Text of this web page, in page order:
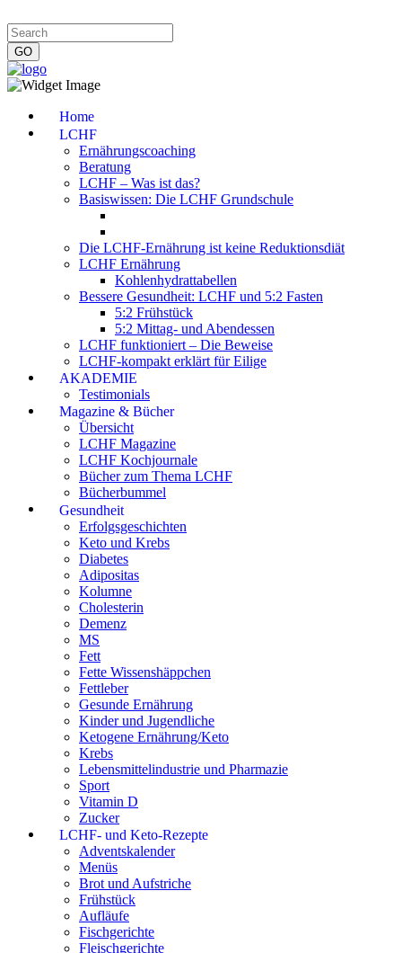
Home
LCHF
Ernährungscoaching
Beratung
LCHF – Was ist das?
Basiswissen: Die LCHF Grundschule
Die LCHF-Ernährung ist keine Reduktionsdiät
LCHF Ernährung
Kohlenhydrattabellen
Bessere Gesundheit: LCHF und 5:2 Fasten
5:2 Frühstück
5:2 Mittag- und Abendessen
LCHF funktioniert – Die Beweise
LCHF-kompakt erklärt für Eilige
AKADEMIE
Testimonials
Magazine & Bücher
Übersicht
LCHF Magazine
LCHF Kochjournale
Bücher zum Thema LCHF
Bücherbummel
Gesundheit
Erfolgsgeschichten
Keto und Krebs
Diabetes
Adipositas
Kolumne
Cholesterin
Demenz
MS
Fett
Fette Wissenshäppchen
Fettleber
Gesunde Ernährung
Kinder und Jugendliche
Ketogene Ernährung/Keto
Krebs
Lebensmittelindustrie und Pharmazie
Sport
Vitamin D
Zucker
LCHF- und Keto-Rezepte
Adventskalender
Menüs
Brot und Aufstriche
Frühstück
Aufläufe
Fischgerichte
Fleischgerichte